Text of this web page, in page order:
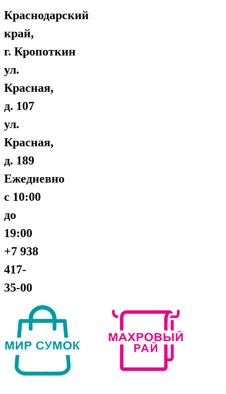
Краснодарский
край,
г. Кропоткин
ул.
Красная,
д. 107
ул.
Красная,
д. 189
Ежедневно
с 10:00
до
19:00
+7 938
417-
35-00